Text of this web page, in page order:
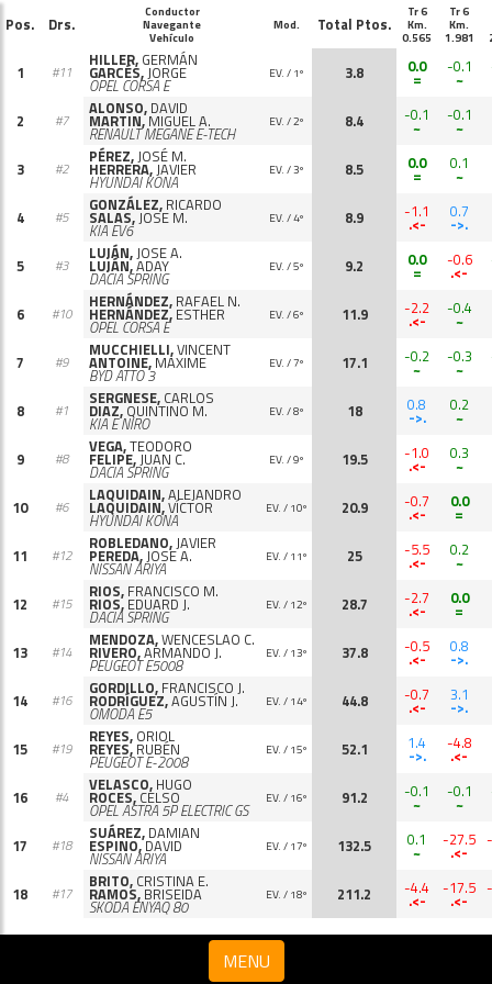
Pos. Drs.
Conductor
Navegante
Vehículo
Mod. Total Ptos.
Tr 6
Km.
0.565
Tr 6
Km.
1.981
1 #11
HILLER, GERMÁN
GARCÉS,JORGE
OPEL CORSA E
EV. / 1º 3.8 0.0
=
-0.1
~
2 #7
ALONSO, DAVID
MARTIN,MIGUEL A.
RENAULT MEGANE E-TECH
EV. / 2º 8.4 -0.1
~
-0.1
~
3
#2
PÉREZ,JOSÉ M.
HERRERA,JAVIER
HYUNDAI KONA
EV. / 3º 8.5 0.0
=
0.1
~
4
#5
GONZÁLEZ, RICARDO
SALAS,JOSE M.
KIA EV6
EV. / 4º 8.9 -1.1
.<-
0.7
->.
5
#3
LUJÁN,JOSE A.
LUJÁN,ADAY
DACIA SPRING
EV. / 5º 9.2 0.0
=
-0.6
.<-
6 #10
HERNÁNDEZ, RAFAEL N.
HERNÁNDEZ, ESTHER
OPEL CORSA E
EV. / 6º 11.9 -2.2
.<-
-0.4
~
7
#9
MUCCHIELLI,VINCENT
ANTOINE, MAXIME
BYD ATTO 3
EV. / 7º 17.1 -0.2
~
-0.3
~
8 #1
SERGNESE, CARLOS
DIAZ, QUINTINO M.
KIA E NIRO
EV. / 8º 18 0.8
->.
0.2
~
9
#8
VEGA,TEODORO
FELIPE,JUAN C.
DACIA SPRING
EV. / 9º 19.5 -1.0
.<-
0.3
~
10
#6
LAQUIDAIN,ALEJANDRO
LAQUIDAIN,VÍCTOR
HYUNDAI KONA
EV. / 10º 20.9 -0.7
.<-
0.0
=
11
#12
ROBLEDANO,JAVIER
PEREDA,JOSE A.
NISSAN ARIYA
EV. / 11º 25 -5.5
.<-
0.2
~
12
#15
RIOS, FRANCISCO M.
RIOS, EDUARD J.
DACIA SPRING
EV. / 12º 28.7 -2.7
.<-
0.0
=
13
#14
MENDOZA,WENCESLAO C.
RIVERO,ARMANDO J.
PEUGEOT E5008
EV. / 13º 37.8 -0.5
.<-
0.8
->.
14
#16
GORDILLO, FRANCISCO J.
RODRÍGUEZ,AGUSTÍN J.
OMODA E5
EV. / 14º 44.8 -0.7
.<-
3.1
->.
15
#19
REYES, ORIOL
REYES, RUBÉN
PEUGEOT E-2008
EV. / 15º 52.1 1.4
->.
-4.8
.<-
16
#4
VELASCO, HUGO
ROCES, CELSO
OPEL ASTRA 5P ELECTRIC GS
EV. / 16º 91.2 -0.1
~
-0.1
~
17 #18
SUÁREZ, DAMIAN
ESPINO,DAVID
NISSAN ARIYA
EV. / 17º 132.5 0.1
~
-27.5
.<-
18 #17
BRITO, CRISTINA E.
RAMOS, BRISEIDA
SKODA ENYAQ 80
EV. / 18º 211.2 -4.4
.<-
-17.5
.<-
MENU